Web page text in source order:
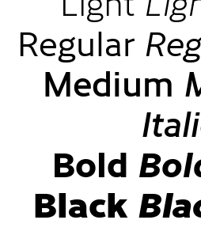
Regular
Medium
Bold
Black